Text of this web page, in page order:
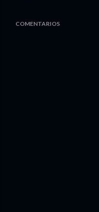
COMENTARIOS